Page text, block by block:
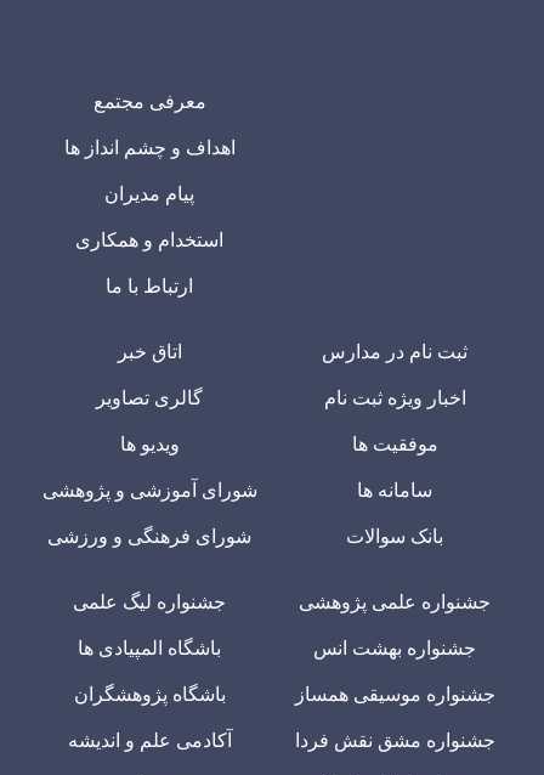
معرفی مجتمع
اهداف و چشم انداز ها
پیام مدیران
استخدام و همکاری
ارتباط با ما
ثبت نام در مدارس
اخبار ویژه ثبت نام
موفقیت ها
سامانه ها
بانک سوالات
اتاق خبر
گالری تصاویر
ویدیو ها
شورای آموزشی و پژوهشی
شورای فرهنگی و ورزشی
جشنواره علمی پژوهشی
جشنواره بهشت انس
جشنواره موسیقی همساز
جشنواره مشق نقش فردا
جشنواره لیگ علمی
باشگاه المپیادی ها
باشگاه پژوهشگران
آکادمی علم و اندیشه